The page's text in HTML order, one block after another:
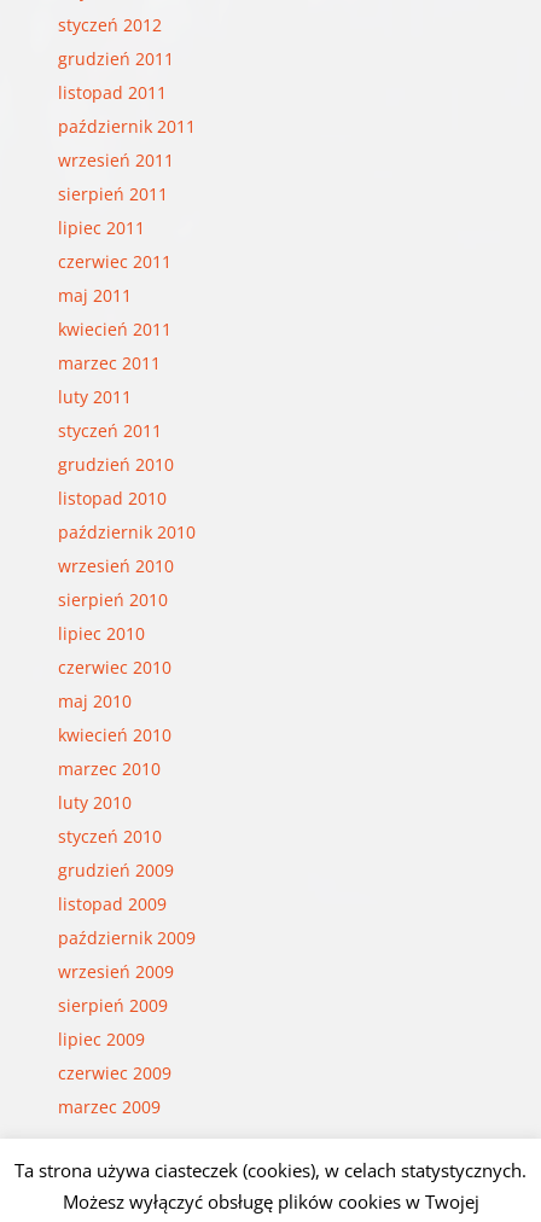
styczeń 2012
grudzień 2011
listopad 2011
październik 2011
wrzesień 2011
sierpień 2011
lipiec 2011
czerwiec 2011
maj 2011
kwiecień 2011
marzec 2011
luty 2011
styczeń 2011
grudzień 2010
listopad 2010
październik 2010
wrzesień 2010
sierpień 2010
lipiec 2010
czerwiec 2010
maj 2010
kwiecień 2010
marzec 2010
luty 2010
styczeń 2010
grudzień 2009
listopad 2009
październik 2009
wrzesień 2009
sierpień 2009
lipiec 2009
czerwiec 2009
marzec 2009
© Czesław Białczyński
Ta strona używa ciasteczek (cookies), w celach statystycznych.
Możesz wyłączyć obsługę plików cookies w Twojej